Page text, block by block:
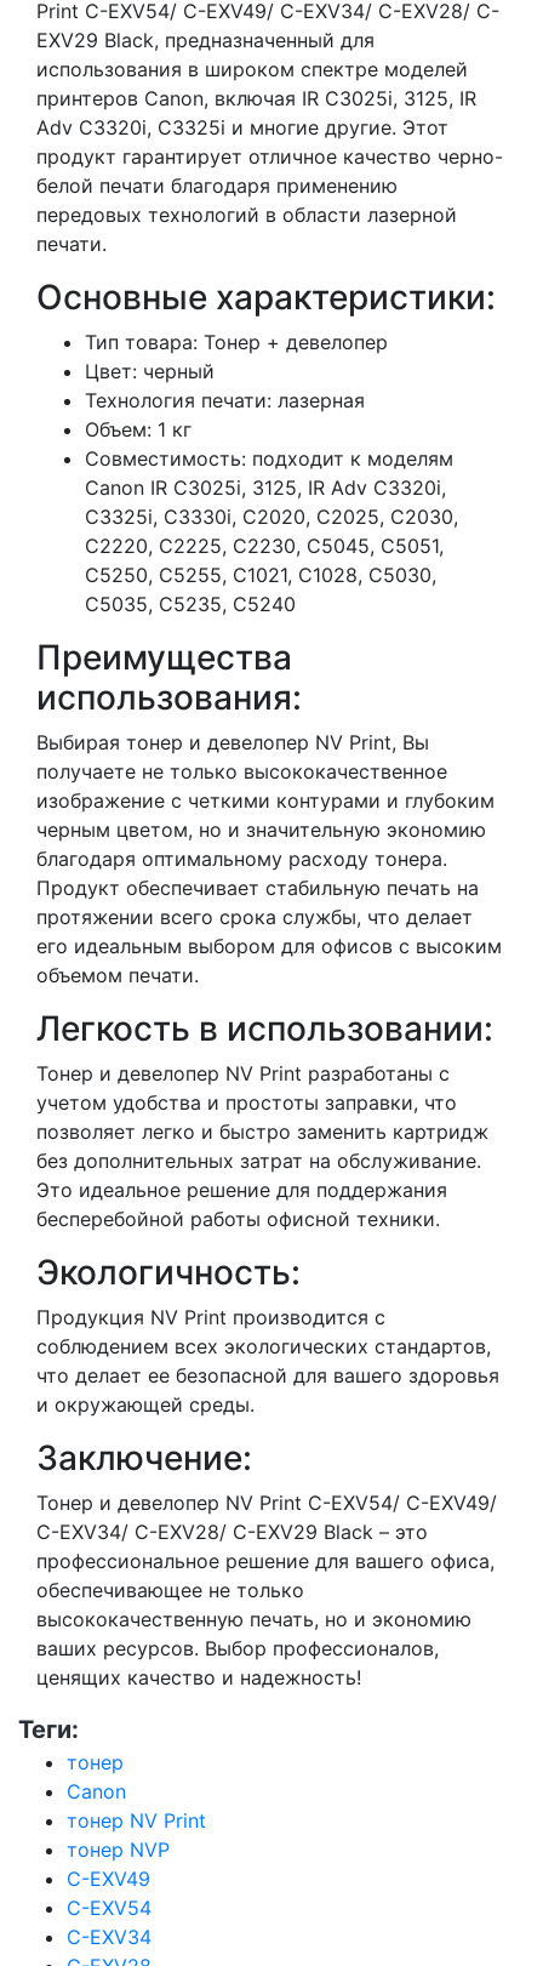
Print C-EXV54/ C-EXV49/ C-EXV34/ C-EXV28/ C-
EXV29 Black, предназначенный для
использования в широком спектре моделей
принтеров Canon, включая IR C3025i, 3125, IR
Adv C3320i, C3325i и многие другие. Этот
продукт гарантирует отличное качество черно-
белой печати благодаря применению
передовых технологий в области лазерной
печати.
Основные характеристики:
Тип товара: Тонер + девелопер
Цвет: черный
Технология печати: лазерная
Объем: 1 кг
Совместимость: подходит к моделям
Canon IR C3025i, 3125, IR Adv C3320i,
C3325i, C3330i, C2020, C2025, C2030,
C2220, C2225, C2230, C5045, C5051,
C5250, C5255, C1021, C1028, C5030,
C5035, C5235, C5240
Преимущества
использования:
Выбирая тонер и девелопер NV Print, Вы
получаете не только высококачественное
изображение с четкими контурами и глубоким
черным цветом, но и значительную экономию
благодаря оптимальному расходу тонера.
Продукт обеспечивает стабильную печать на
протяжении всего срока службы, что делает
его идеальным выбором для офисов с высоким
объемом печати.
Легкость в использовании:
Тонер и девелопер NV Print разработаны с
учетом удобства и простоты заправки, что
позволяет легко и быстро заменить картридж
без дополнительных затрат на обслуживание.
Это идеальное решение для поддержания
бесперебойной работы офисной техники.
Экологичность:
Продукция NV Print производится с
соблюдением всех экологических стандартов,
что делает ее безопасной для вашего здоровья
и окружающей среды.
Заключение:
Тонер и девелопер NV Print C-EXV54/ C-EXV49/
C-EXV34/ C-EXV28/ C-EXV29 Black – это
профессиональное решение для вашего офиса,
обеспечивающее не только
высококачественную печать, но и экономию
ваших ресурсов. Выбор профессионалов,
ценящих качество и надежность!
Теги:
тонер
Canon
тонер NV Print
тонер NVP
C-EXV49
C-EXV54
C-EXV34